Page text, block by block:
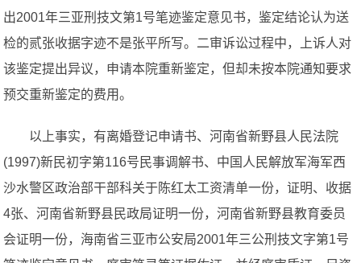
出2001年三亚刑技文第1号笔迹鉴定意见书，鉴定结论认为送
检的贰张收据字迹不是张平所写。二审诉讼过程中，上诉人对
该鉴定提出异议，申请本院重新鉴定，但却未按本院通知要求
预交重新鉴定的费用。
以上事实，有离婚登记申请书、河南省新野县人民法院
(1997)新民初字第116号民事调解书、中国人民解放军海军西
沙水警区政治部干部科关于陈红太工资清单一份，证明、收据
4张、河南省新野县民政局证明一份，河南省新野县教育委员
会证明一份，海南省三亚市公安局2001年三公刑技文字第1号